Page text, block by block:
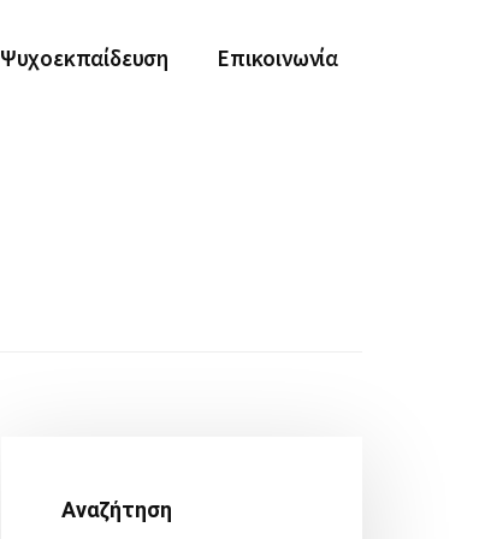
Ψυχοεκπαίδευση Επικοινωνία
Πλευρική
Αναζήτηση